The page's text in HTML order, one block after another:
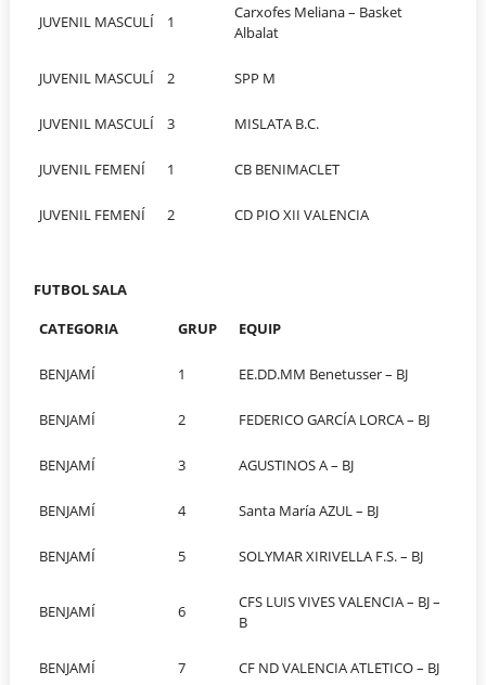
JUVENIL MASCULÍ 1
Carxofes Meliana – Basket
Albalat
JUVENIL MASCULÍ 2 SPP M
JUVENIL MASCULÍ 3 MISLATA B.C.
JUVENIL FEMENÍ 1 CB BENIMACLET
JUVENIL FEMENÍ 2 CD PIO XII VALENCIA
FUTBOL SALA
CATEGORIA GRUP EQUIP
BENJAMÍ 1 EE.DD.MM Benetusser – BJ
BENJAMÍ 2 FEDERICO GARCÍA LORCA – BJ
BENJAMÍ 3 AGUSTINOS A – BJ
BENJAMÍ 4 Santa María AZUL – BJ
BENJAMÍ 5 SOLYMAR XIRIVELLA F.S. – BJ
BENJAMÍ 6
CFS LUIS VIVES VALENCIA – BJ –
B
BENJAMÍ 7 CF ND VALENCIA ATLETICO – BJ